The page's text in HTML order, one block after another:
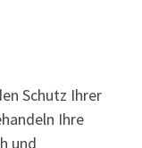
Schutz Ihrer
Ihre
und